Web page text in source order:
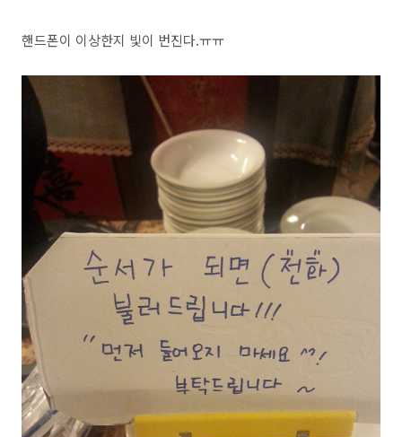
핸드폰이 이상한지 빛이 번진다.ㅠㅠ